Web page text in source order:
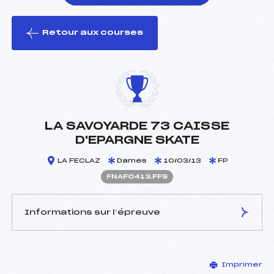
le ski
Retour aux courses
LA SAVOYARDE 73 CAISSE
D'EPARGNE SKATE
LA FECLAZ Dames 10/03/13 FP
FNAF0413.FFS
Informations sur l’épreuve
RAMIERE BERNARD (SA)
Imprimer